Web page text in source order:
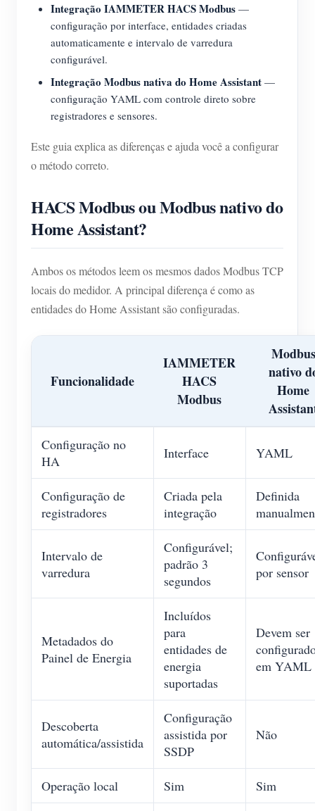
Monitor de energia do sistema solar fotovoltaico
Monitor de consumo de eletricidade
Sistema de controle de aquecedor FV
Automação residencial
Monitoramento de energia da fábrica
Loja
Recursos
Documento
FAQ
Blog
Comunidade
Programa de contribuidores
Atividades IAMMETER
App Loja
Explorar site
Ranking FV
Soluções
Sobre nós
Integração IAMMETER HACS Modbus —
configuração por interface, entidades criadas
automaticamente e intervalo de varredura
configurável.
Integração Modbus nativa do Home Assistant —
configuração YAML com controle direto sobre
registradores e sensores.
Este guia explica as diferenças e ajuda você a configurar
o método correto.
HACS Modbus ou Modbus nativo do
Home Assistant?
Ambos os métodos leem os mesmos dados Modbus TCP
locais do medidor. A principal diferença é como as
entidades do Home Assistant são configuradas.
Funcionalidade
IAMMETER
HACS
Modbus
Modbus
nativo
Home
Configuração no
HA
Interface YAML
Configuração de
registradores
Criada pela
integração
Definida
Intervalo de
varredura
Configurável;
padrão 3
segundos
por sensor
Metadados do
Painel de Energia
Incluídos
para
entidades de
energia
suportadas
Devem ser
em YAML
Descoberta
automática/assistida
Configuração
assistida por
SSDP
Não
Operação local Sim Sim